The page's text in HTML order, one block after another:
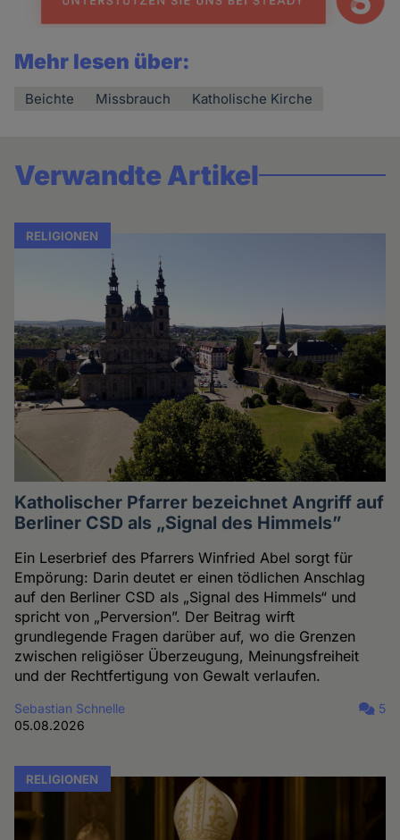
Mehr lesen über:
Beichte Missbrauch Katholische Kirche
Verwandte Artikel
RELIGIONEN
Katholischer Pfarrer bezeichnet Angriff auf
Berliner CSD als „Signal des Himmels”
Ein Leserbrief des Pfarrers Winfried Abel sorgt für
Empörung: Darin deutet er einen tödlichen Anschlag
auf den Berliner CSD als „Signal des Himmels“ und
spricht von „Perversion”. Der Beitrag wirft
grundlegende Fragen darüber auf, wo die Grenzen
zwischen religiöser Überzeugung, Meinungsfreiheit
und der Rechtfertigung von Gewalt verlaufen.
Sebastian Schnelle
05.08.2026
5
RELIGIONEN